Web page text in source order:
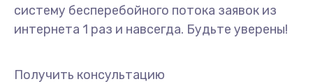
систему бесперебойного потока заявок из
интернета 1 раз и навсегда. Будьте уверены!
Получить консультацию